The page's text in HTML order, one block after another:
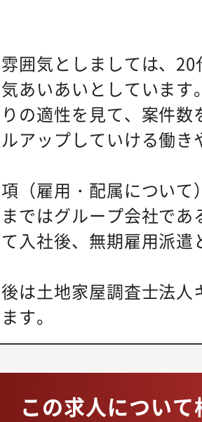
囲気としましては、
あいあいとしています
の適性を見て、案件
アップしていける働
項（雇用・配属について
ではグループ会社であ
入社後、無期雇用派
は土地家屋調査士法
す。
この求人につい